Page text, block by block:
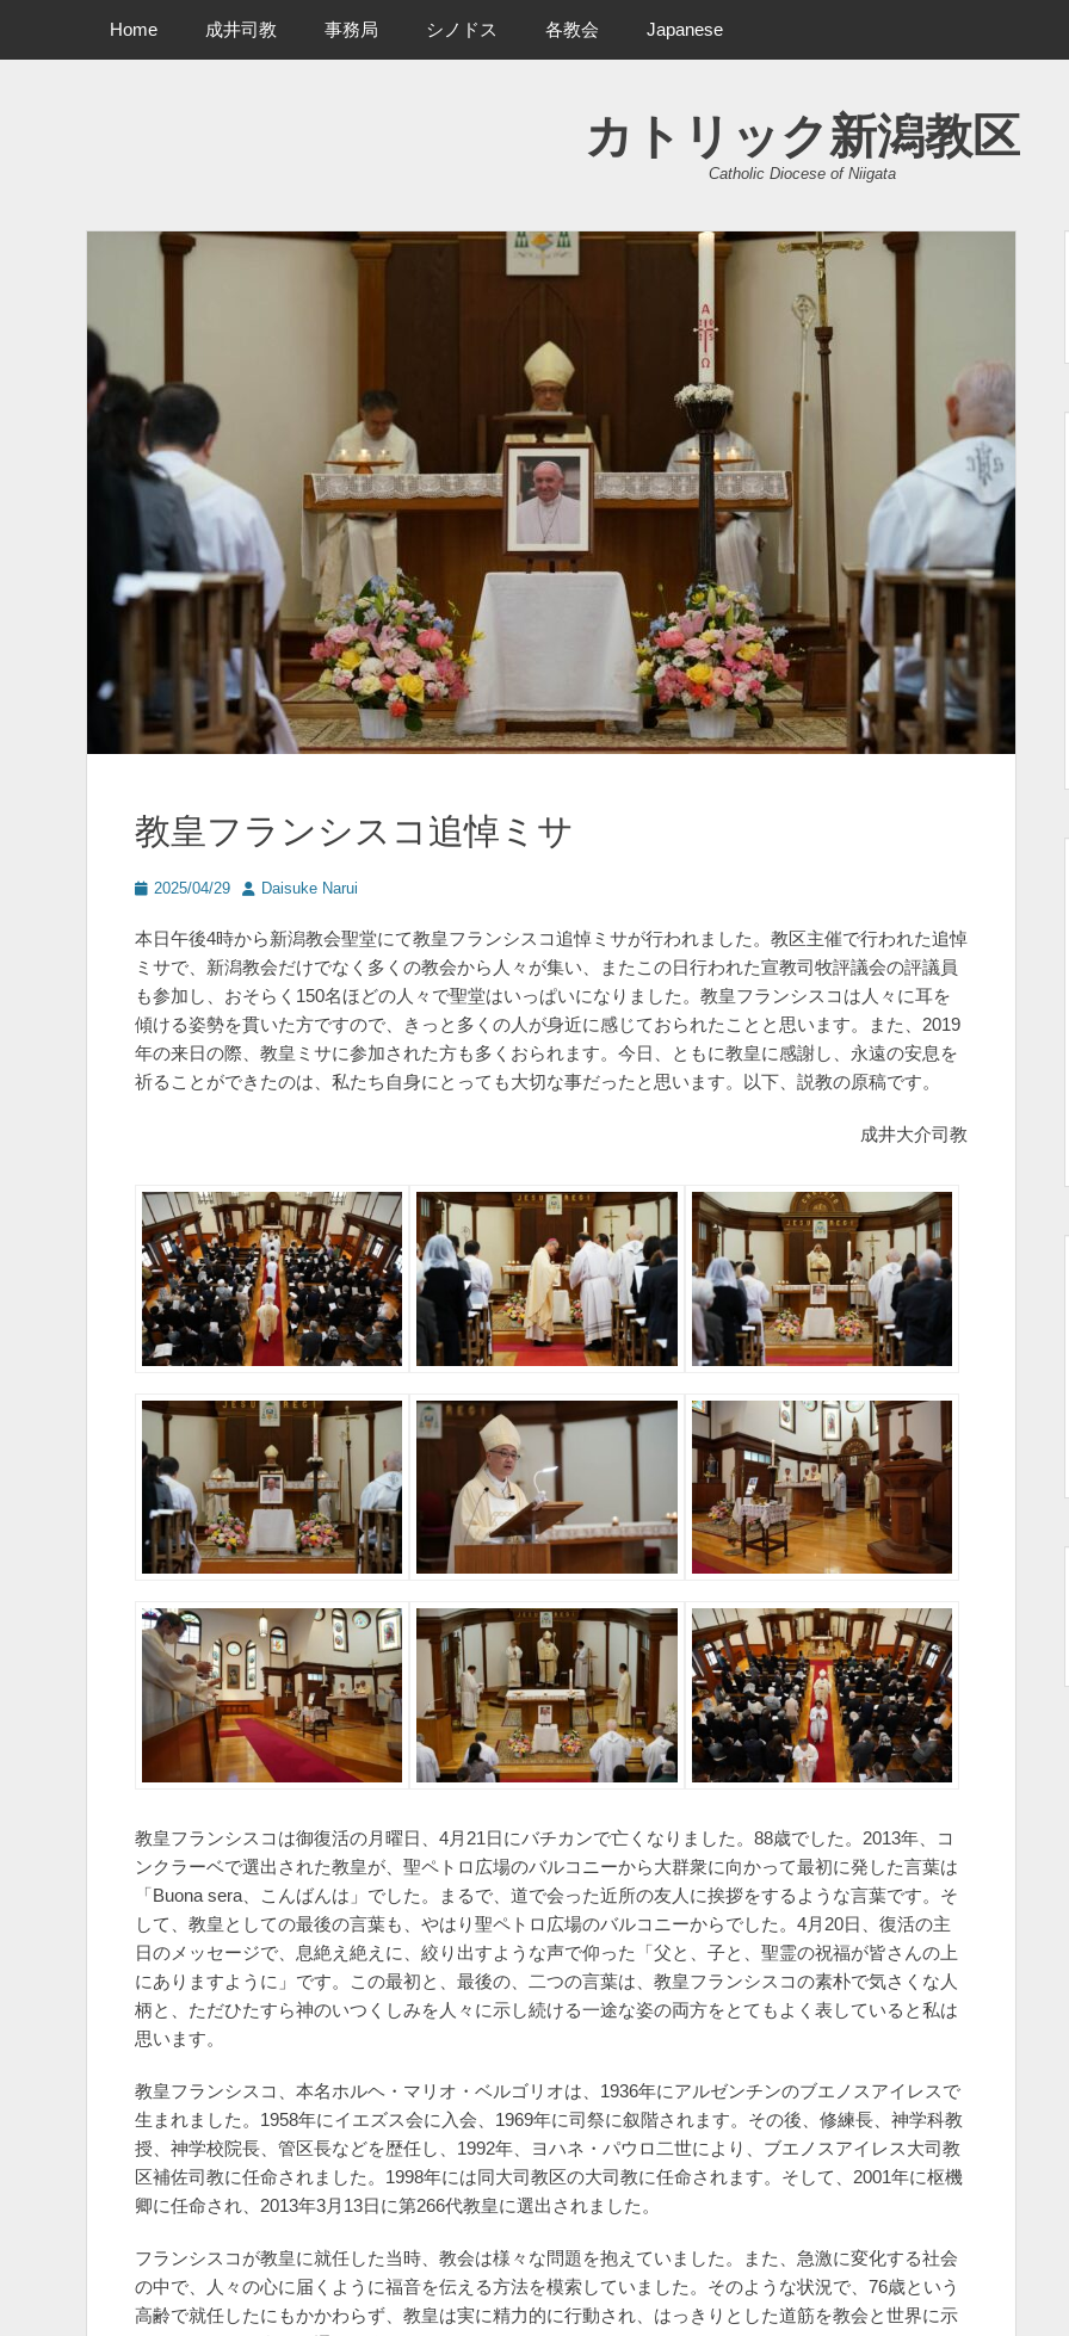
メインメニュー
Home 成井司教 事務局 シノドス 各教会 Japanese
カトリック新潟教区
Catholic Diocese of Niigata
教皇フランシスコ追悼ミサ
投
日
2025/04/29
投
者
Daisuke Narui
本日午後4時から新潟教会聖堂にて教皇フランシスコ追悼ミサが行われました。教区主催で行われた追悼
ミサで、新潟教会だけでなく多くの教会から人々が集い、またこの日行われた宣教司牧評議会の評議員
も参加し、おそらく150名ほどの人々で聖堂はいっぱいになりました。教皇フランシスコは人々に耳を
傾ける姿勢を貫いた方ですので、きっと多くの人が身近に感じておられたことと思います。また、2019
年の来日の際、教皇ミサに参加された方も多くおられます。今日、ともに教皇に感謝し、永遠の安息を
祈ることができたのは、私たち自身にとっても大切な事だったと思います。以下、説教の原稿です。
成井大介司教
教皇フランシスコは御復活の月曜日、4月21日にバチカンで亡くなりました。88歳でした。2013年、コ
ンクラーベで選出された教皇が、聖ペトロ広場のバルコニーから大群衆に向かって最初に発した言葉は
「Buona sera、こんばんは」でした。まるで、道で会った近所の友人に挨拶をするような言葉です。そ
して、教皇としての最後の言葉も、やはり聖ペトロ広場のバルコニーからでした。4月20日、復活の主
日のメッセージで、息絶え絶えに、絞り出すような声で仰った「父と、子と、聖霊の祝福が皆さんの上
にありますように」です。この最初と、最後の、二つの言葉は、教皇フランシスコの素朴で気さくな人
柄と、ただひたすら神のいつくしみを人々に示し続ける一途な姿の両方をとてもよく表していると私は
思います。
教皇フランシスコ、本名ホルヘ・マリオ・ベルゴリオは、1936年にアルゼンチンのブエノスアイレスで
生まれました。1958年にイエズス会に入会、1969年に司祭に叙階されます。その後、修練長、神学科教
授、神学校院長、管区長などを歴任し、1992年、ヨハネ・パウロ二世により、ブエノスアイレス大司教
区補佐司教に任命されました。1998年には同大司教区の大司教に任命されます。そして、2001年に枢機
卿に任命され、2013年3月13日に第266代教皇に選出されました。
フランシスコが教皇に就任した当時、教会は様々な問題を抱えていました。また、急激に変化する社会
の中で、人々の心に届くように福音を伝える方法を模索していました。そのような状況で、76歳という
高齢で就任したにもかかわらず、教皇は実に精力的に行動され、はっきりとした道筋を教会と世界に示